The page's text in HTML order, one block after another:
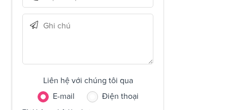
Liên hệ với chúng tôi qua
E-mail
Điện thoại